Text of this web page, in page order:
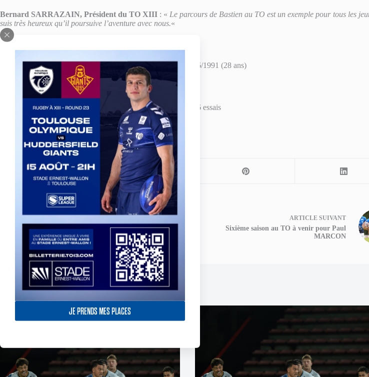
JE PRENDS MES PLACES
Bernard SARRAZAIN, Président du TO XIII : « Le parcours de Bastien au TO est un exemple pour tous les
suis très heureux qu’il poursuive l’aventure avec nous.«
Fiche technique
: Bastien – Nom: ADER – Date de naissance : 06/06/1991 (28 ans)
: 1m86 –Poids : 96 kg – : Centre
Statistiques en Equipe Première du TO: 157 matchs pour 76 essais
Partagez votre amour
ARTICLEPRÉCÉDENT
Le TO XIII connait son calendrier de la
saison 2020
ARTICLESUIVANT
Sixième saison au TO à venir pour Paul
MARCON
Publications similaires